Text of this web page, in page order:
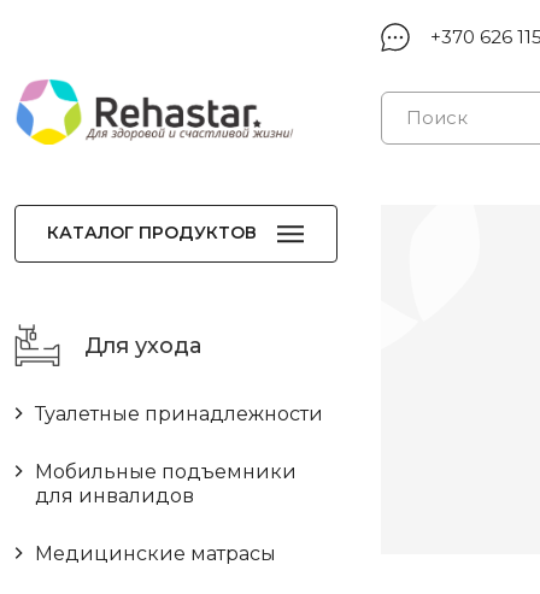
+370 626
КАТАЛОГ ПРОДУКТОВ
Для ухода
Туалетные принадлежности
Мобильные подъемники
для инвалидов
Медицинские матрасы